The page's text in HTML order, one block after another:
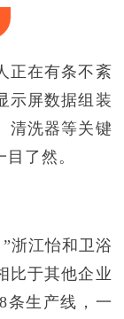
正在有条不紊
示屏数据组装
清洗器等关键
了然。
浙江怡和卫浴
比于其他企业
条生产线，一